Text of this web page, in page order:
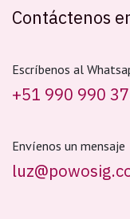
Contáctenos
Escríbenos al
+51 990 990
Envíenos un mensaje